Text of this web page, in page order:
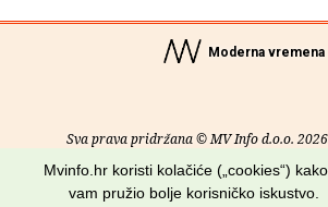
Moderna vremena
Sva prava pridržana © MV Info d.o.o.
Uvjeti korištenja
Mvinfo.hr koristi kolačiće („cookies“)
vam pružio bolje korisničko iskustvo.